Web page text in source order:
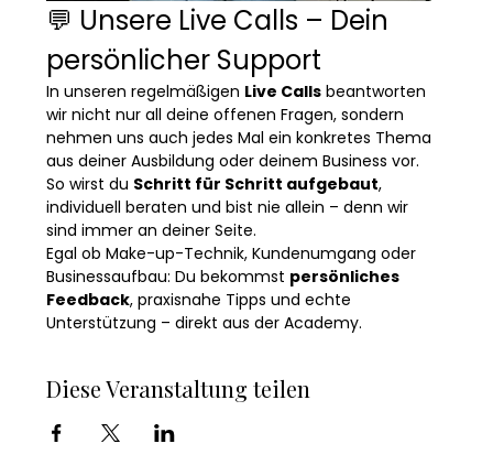
💬 Unsere Live Calls – Dein
persönlicher Support
In unseren regelmäßigen Live Calls beantworten
wir nicht nur all deine offenen Fragen, sondern
nehmen uns auch jedes Mal ein konkretes Thema
aus deiner Ausbildung oder deinem Business vor.
So wirst du Schritt für Schritt aufgebaut,
individuell beraten und bist nie allein – denn wir
sind immer an deiner Seite.
Egal ob Make-up-Technik, Kundenumgang oder
Businessaufbau: Du bekommst persönliches
Feedback, praxisnahe Tipps und echte
Unterstützung – direkt aus der Academy.
Diese Veranstaltung teilen